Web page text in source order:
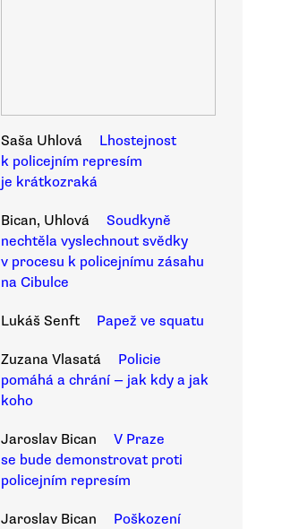
Saša Uhlová
Lhostejnost
k policejním represím
je krátkozraká
Bican, Uhlová
Soudkyně
nechtěla vyslechnout svědky
v procesu k policejnímu zásahu
na Cibulce
Lukáš Senft Papež ve squatu
Zuzana Vlasatá
Policie
pomáhá a chrání — jak kdy a jak
koho
Jaroslav Bican
V Praze
se bude demonstrovat proti
policejním represím
Jaroslav Bican
Poškození